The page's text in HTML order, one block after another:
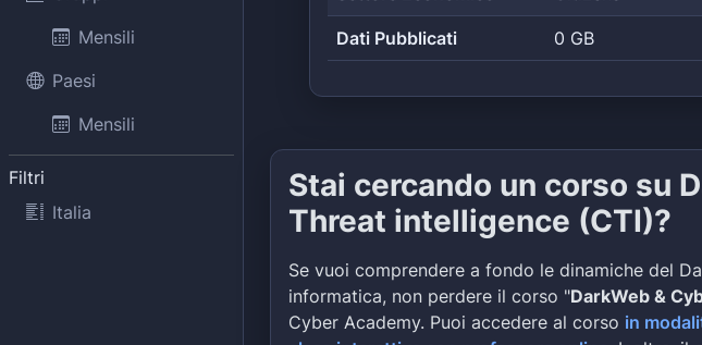
Mensili
Paesi
Mensili
Filtri
Italia
Dati Pubblicati 0 GB
Stai cercando un corso su
Threat intelligence (CTI)?
Se vuoi comprendere a fondo le dinamiche del
informatica, non perdere il corso "DarkWeb &
Cyber Academy. Puoi accedere al corso in